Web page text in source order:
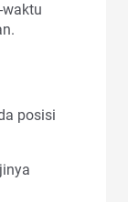
posisi